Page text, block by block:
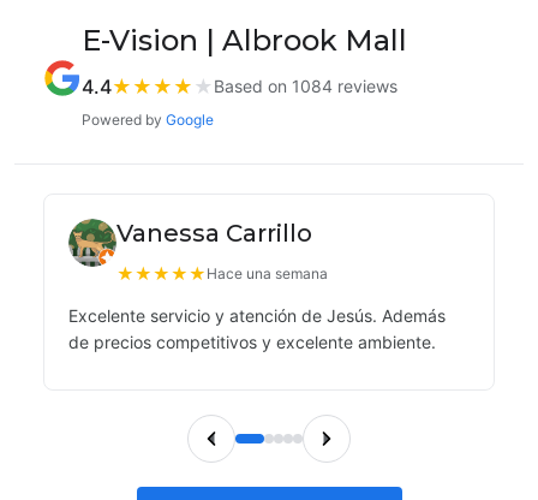
E-Vision | Albrook Mall
4.4★ ★ ★ ★ ★ Based on 1084 reviews
Powered by Google
Vanessa Carrillo
★★★★★ Hace una semana
Excelente servicio y atención de Jesús. Además
de precios competitivos y excelente ambiente.